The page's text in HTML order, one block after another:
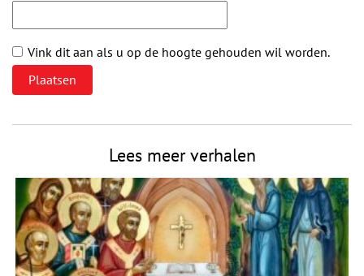
Vink dit aan als u op de hoogte gehouden wil worden.
Lees meer verhalen